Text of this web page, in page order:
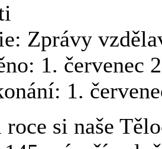
Zprávy
1. červenec
1.
si naše